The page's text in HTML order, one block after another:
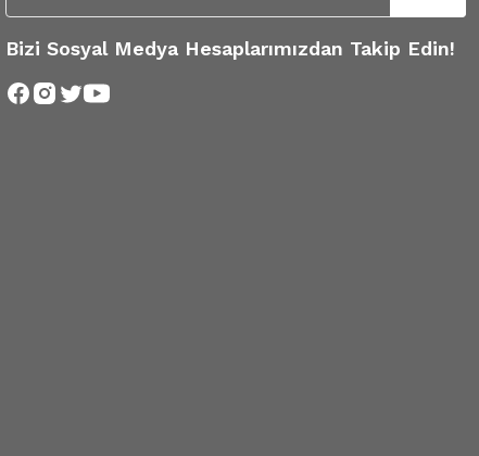
Bizi Sosyal Medya Hesaplarımızdan Takip Edin!